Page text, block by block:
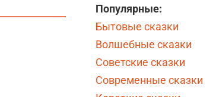
Популярные:
Бытовые сказки
Волшебные сказки
Советские сказки
Современные сказки